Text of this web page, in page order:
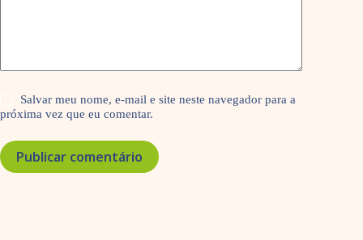
Salvar meu nome, e-mail e site neste navegador para a
próxima vez que eu comentar.
Publicar comentário